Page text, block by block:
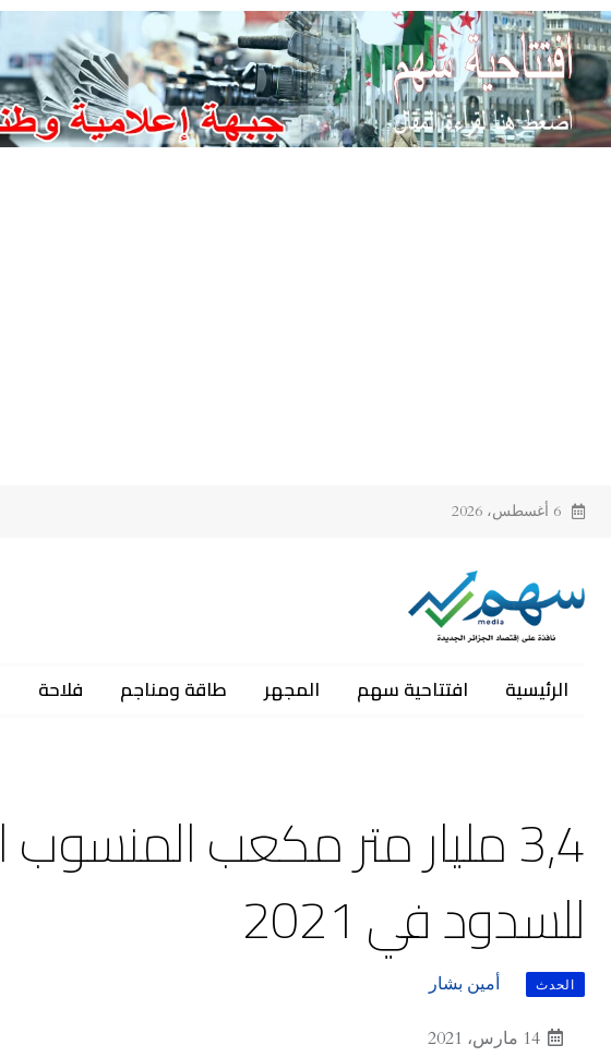
Skip
to
content
6 أغسطس، 2026
الرئيسية افتتاحية سهم المجهر طاقة ومناجم فلاحة
3,4 مليار متر مكعب
للسدود في 2021
الحدث أمين بشار
14 مارس، 2021